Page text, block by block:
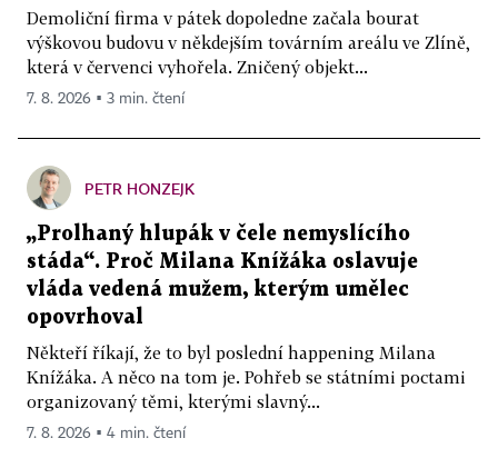
Demoliční firma v pátek dopoledne začala bourat
výškovou budovu v někdejším továrním areálu ve Zlíně,
která v červenci vyhořela. Zničený objekt...
7. 8. 2026 ▪ 3 min. čtení
PETR HONZEJK
„Prolhaný hlupák v čele nemyslícího
stáda“. Proč Milana Knížáka oslavuje
vláda vedená mužem, kterým umělec
opovrhoval
Někteří říkají, že to byl poslední happening Milana
Knížáka. A něco na tom je. Pohřeb se státními poctami
organizovaný těmi, kterými slavný...
7. 8. 2026 ▪ 4 min. čtení